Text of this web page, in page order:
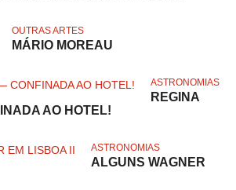
OUTRAS ARTES
MÁRIO MOREAU
ASTRONOMIAS
REGINA
AO HOTEL!
ASTRONOMIAS
ALGUNS WAGNER